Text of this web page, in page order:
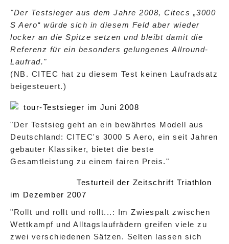
"Der Testsieger aus dem Jahre 2008, Citecs „3000
S Aero“ würde sich in diesem Feld aber wieder
locker an die Spitze setzen und bleibt damit die
Referenz für ein besonders gelungenes Allround-
Laufrad."
(NB. CITEC hat zu diesem Test keinen Laufradsatz
beigesteuert.)
tour-Testsieger im Juni 2008
"Der Testsieg geht an ein bewährtes Modell aus
Deutschland: CITEC's 3000 S Aero, ein seit Jahren
gebauter Klassiker, bietet die beste
Gesamtleistung zu einem fairen Preis."
Testurteil der Zeitschrift Triathlon
im Dezember 2007
"Rollt und rollt und rollt...: Im Zwiespalt zwischen
Wettkampf und Alltagslaufrädern greifen viele zu
zwei verschiedenen Sätzen. Selten lassen sich